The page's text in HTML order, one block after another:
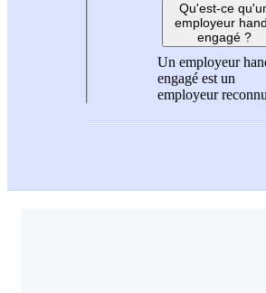
Qu'est-ce
employeur
engagé ?
Un employeur
engagé est un
employeur